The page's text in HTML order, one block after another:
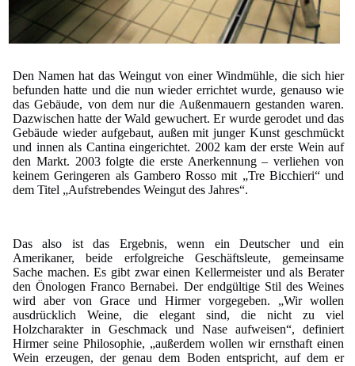
Den Namen hat das Weingut von einer Windmühle, die sich hier
befunden hatte und die nun wieder errichtet wurde, genauso wie
das Gebäude, von dem nur die Außenmauern gestanden waren.
Dazwischen hatte der Wald gewuchert. Er wurde gerodet und das
Gebäude wieder aufgebaut, außen mit junger Kunst geschmückt
und innen als Cantina eingerichtet. 2002 kam der erste Wein auf
den Markt. 2003 folgte die erste Anerkennung – verliehen von
keinem Geringeren als Gambero Rosso mit „Tre Bicchieri“ und
dem Titel „Aufstrebendes Weingut des Jahres“.
Das also ist das Ergebnis, wenn ein Deutscher und ein
Amerikaner, beide erfolgreiche Geschäftsleute, gemeinsame
Sache machen. Es gibt zwar einen Kellermeister und als Berater
den Önologen Franco Bernabei. Der endgültige Stil des Weines
wird aber von Grace und Hirmer vorgegeben. „Wir wollen
ausdrücklich Weine, die elegant sind, die nicht zu viel
Holzcharakter in Geschmack und Nase aufweisen“, definiert
Hirmer seine Philosophie, „außerdem wollen wir ernsthaft einen
Wein erzeugen, der genau dem Boden entspricht, auf dem er